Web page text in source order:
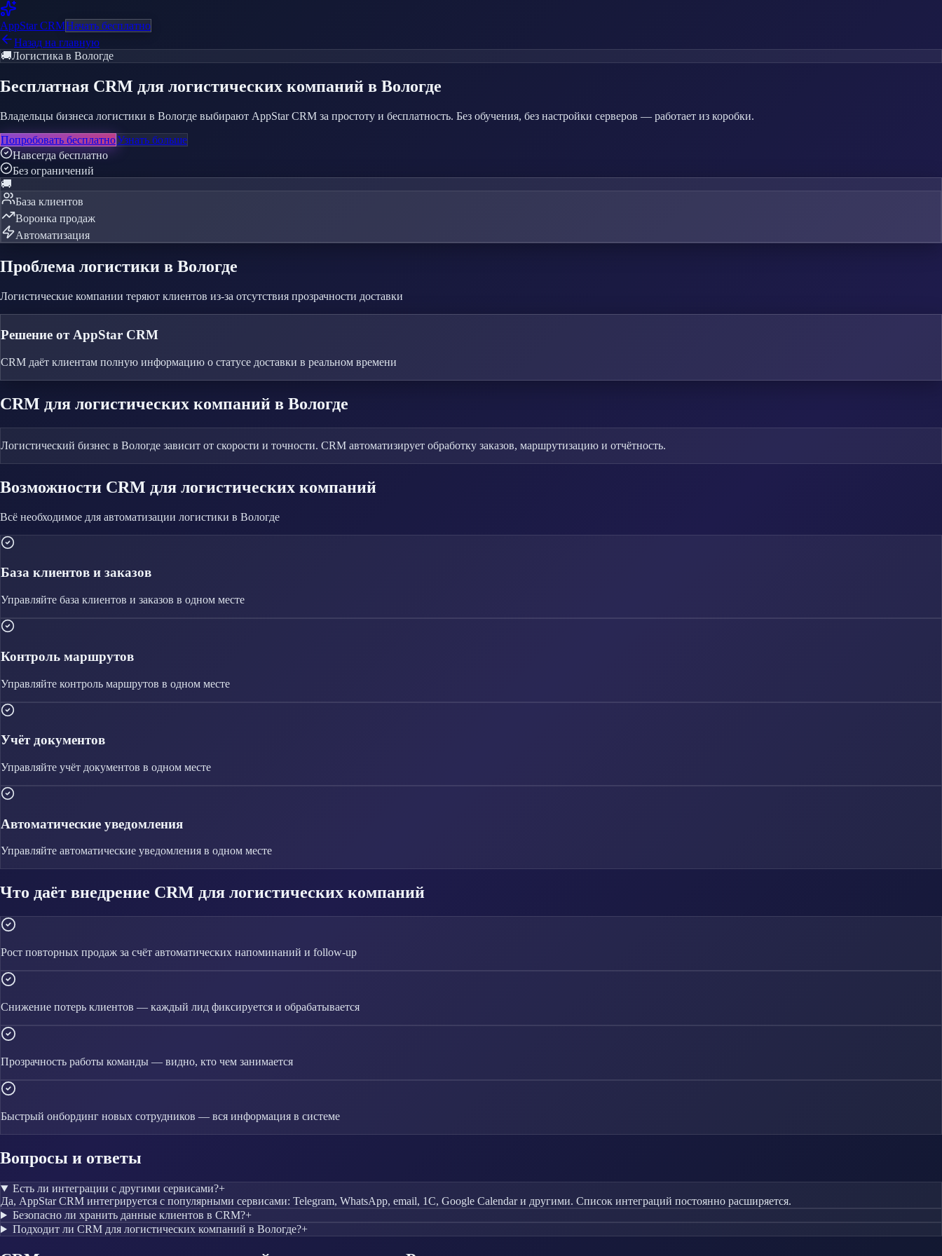
AppStarCRMНачать бесплатно
Назад на главную
🚚Логистика в Вологде
Бесплатная CRM для логистических компаний в Вологде
Владельцы бизнеса логистики в Вологде выбирают AppStar CRM за простоту и бесплатность. Без обучения, без настройки серверов — работает из коробки.
Попробовать бесплатноУзнать больше
Навсегда бесплатно
Без ограничений
🚚
База клиентов
Воронка продаж
Автоматизация
Проблема логистики в Вологде
Логистические компании теряют клиентов из-за отсутствия прозрачности доставки
Решение от AppStar CRM
CRM даёт клиентам полную информацию о статусе доставки в реальном времени
CRM для логистических компаний в Вологде
Логистический бизнес в Вологде зависит от скорости и точности. CRM автоматизирует обработку заказов, маршрутизацию и отчётность.
Возможности CRM для логистических компаний
Всё необходимое для автоматизации логистики в Вологде
База клиентов и заказов
Управляйте база клиентов и заказов в одном месте
Контроль маршрутов
Управляйте контроль маршрутов в одном месте
Учёт документов
Управляйте учёт документов в одном месте
Автоматические уведомления
Управляйте автоматические уведомления в одном месте
Что даёт внедрение CRM для логистических компаний
Рост повторных продаж за счёт автоматических напоминаний и follow-up
Снижение потерь клиентов — каждый лид фиксируется и обрабатывается
Прозрачность работы команды — видно, кто чем занимается
Быстрый онбординг новых сотрудников — вся информация в системе
Вопросы и ответы
Есть ли интеграции с другими сервисами?+
Да, AppStar CRM интегрируется с популярными сервисами: Telegram, WhatsApp, email, 1С, Google Calendar и другими. Список интеграций постоянно расширяется.
Безопасно ли хранить данные клиентов в CRM?+
Подходит ли CRM для логистических компаний в Вологде?+